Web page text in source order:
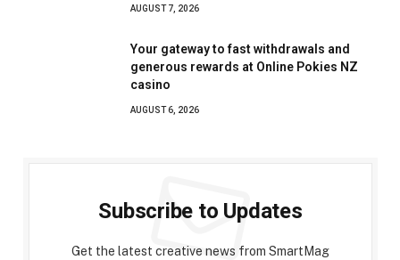
AUGUST 7, 2026
Your gateway to fast withdrawals and
generous rewards at Online Pokies NZ
casino
AUGUST 6, 2026
Subscribe to Updates
Get the latest creative news from SmartMag